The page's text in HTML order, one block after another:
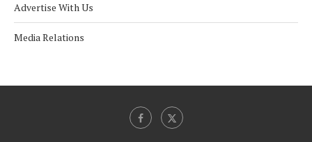
Advertise With Us
Media Relations